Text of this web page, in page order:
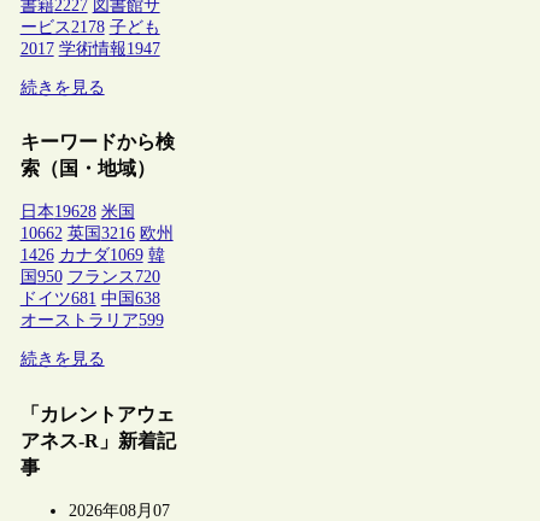
書籍2227 図書館サ
ービス 2178 子ども
2017 学術情報1947
続きを見る
キーワードから検
索（国・地域）
日本19628 米国
10662 英国 3216 欧州
1426 カナダ1069 韓
国 950 フランス 720
ドイツ681 中国 638
オーストラリア599
続きを見る
「カレントアウェ
アネス-R」新着記
事
2026年08月07